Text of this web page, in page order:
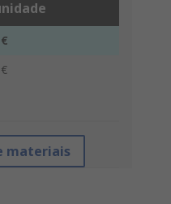
materiais